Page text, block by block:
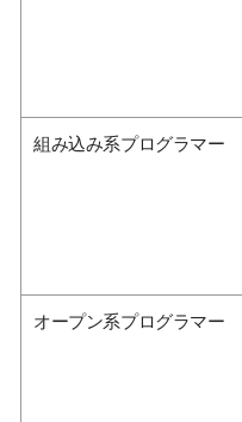
組み込み系プログラマー
オープン系プログラマー